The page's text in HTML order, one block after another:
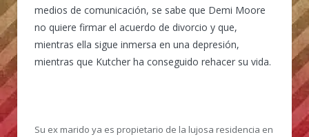
medios de comunicación, se sabe que Demi Moore
no quiere firmar el acuerdo de divorcio y que,
mientras ella sigue inmersa en una depresión,
mientras que Kutcher ha conseguido rehacer su vida.
Su ex marido ya es propietario de la lujosa residencia en